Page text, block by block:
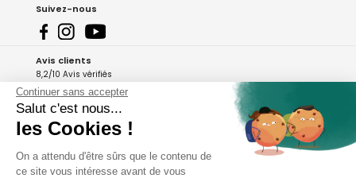
Suivez-nous
Avis clients
8,2/10 Avis vérifiés
L'Appli Phox
A propos de Phox
Continuer sans accepter
Salut c'est nous...
les Cookies !
On a attendu d'être sûrs que le contenu de
ce site vous intéresse avant de vous